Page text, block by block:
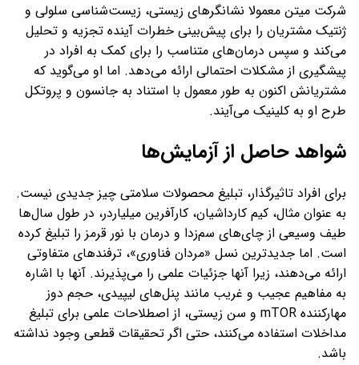
شرکت میتن معمولا نشانگرهای زیستی، زیست‌شناسی سلولی و
ژنتیک مشتریان را برای پیش‌بینی خطرات آینده تجزیه و تحلیل
می‌کند و سپس درمان‌های متناسب را برای کمک به افراد در
پیشگیری از مشکلات احتمالی ارائه می‌دهد. اما او می‌گوید که
مشتریانش اکنون به طور معمول با استناد به جانسون و پروتکل
طرح او به کلینیک می‌آیند.
شواهد حاصل از آزمایش‌ها
برای افراد تاثیرگذار، تبلیغ محصولات سلامتی چیز جدیدی نیست.
به عنوان مثال، کیم کارداشیان، کارآفرین میلیاردر، در طول سال‌ها
طیف وسیعی از چای‌های سم‌زدا و درمان با نور قرمز را تبلیغ کرده
است. اما جدیدترین نسل «مردان فناوری»، ترفندهای متفاوتی
ارائه می‌دهند، زیرا آنها جزئیات علمی را می‌پذیرند. آنها با اشاره
به مفاهیم عجیب و غریب مانند پنل‌های لیپیدی، حجم دوز
مهارکننده mTOR و سن زیستی، از اصطلاحات علمی برای تبلیغ
مداخلات استفاده می‌کنند، حتی اگر تحقیقات قطعی وجود نداشته
باشد.